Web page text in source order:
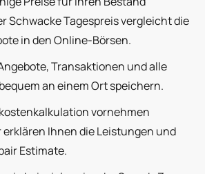
Schwacke Tagespreis vergleicht die
in den Online-Börsen.
Transaktionen und alle
an einem Ort speichern.
vornehmen
Ihnen die Leistungen und
Estimate.